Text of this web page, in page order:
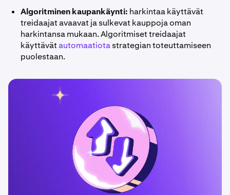
Algoritminen kaupankäynti: harkintaa käyttävät
treidaajat avaavat ja sulkevat kauppoja oman
harkintansa mukaan. Algoritmiset treidaajat
käyttävätautomaatiotastrategian toteuttamiseen
puolestaan.